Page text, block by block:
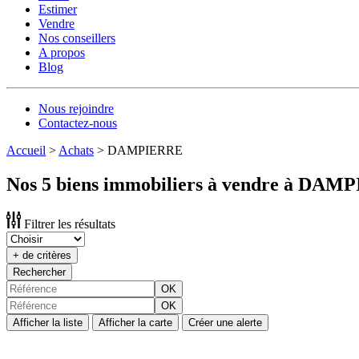
Estimer
Vendre
Nos conseillers
A propos
Blog
Nous rejoindre
Contactez-nous
Accueil > Achats > DAMPIERRE
Nos 5 biens immobiliers à vendre à
Filtrer les résultats
+ de critères
Rechercher
OK
OK
Afficher la liste
Afficher la carte Créer une alerte